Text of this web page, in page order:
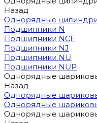
Назад
Однорядные
Подшипники N
Подшипники NCF
Подшипники NJ
Подшипники NU
Подшипники NUP
Однорядные
Назад
Однорядные
Однорядные
Однорядные